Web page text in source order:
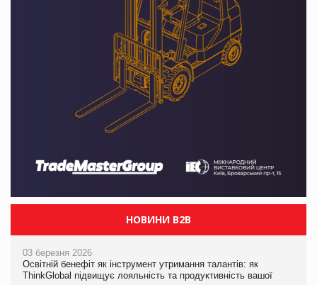
НОВИНИ B2B
03 березня 2026
Освітній бенефіт як інструмент утримання талантів: як
ThinkGlobal підвищує лояльність та продуктивність вашої